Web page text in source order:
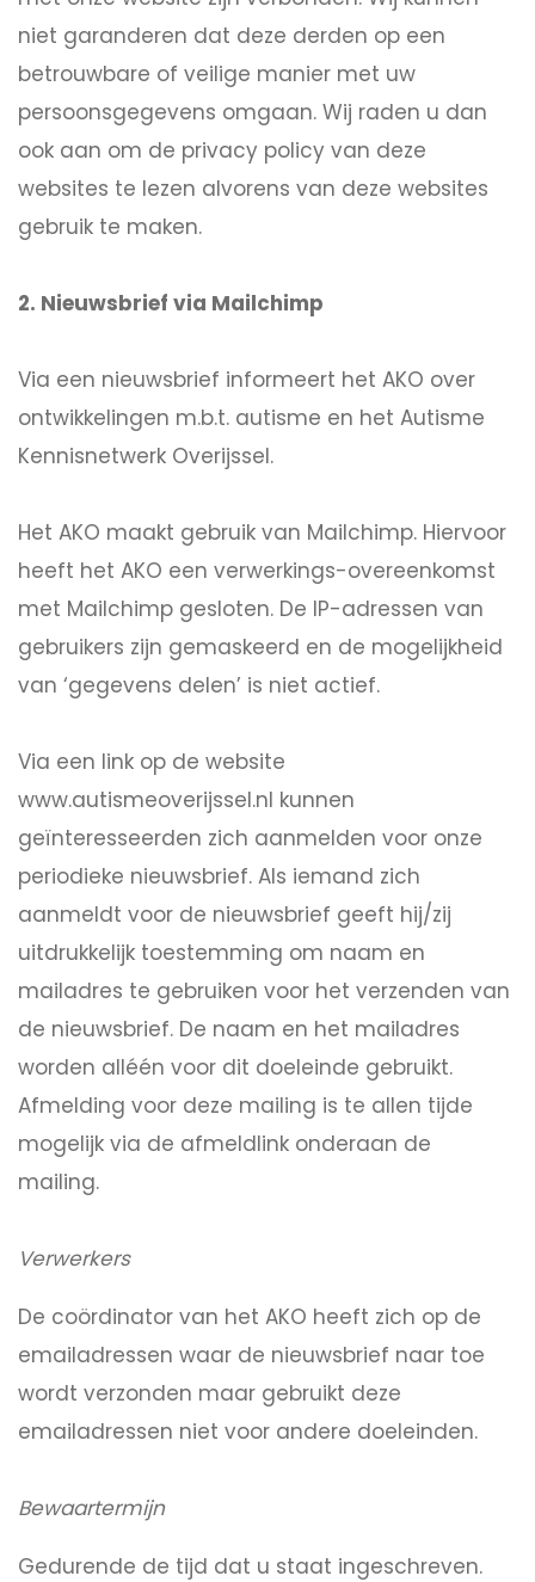
niet garanderen dat deze derden op een
betrouwbare of veilige manier met uw
persoonsgegevens omgaan. Wij raden u dan
ook aan om de privacy policy van deze
websites te lezen alvorens van deze websites
gebruik te maken.
2. Nieuwsbrief via Mailchimp
Via een nieuwsbrief informeert het AKO over
ontwikkelingen m.b.t. autisme en het Autisme
Kennisnetwerk Overijssel.
Het AKO maakt gebruik van Mailchimp. Hiervoor
heeft het AKO een verwerkings-overeenkomst
met Mailchimp gesloten. De IP-adressen van
gebruikers zijn gemaskeerd en de mogelijkheid
van ‘gegevens delen’ is niet actief.
Via een link op de website
www.autismeoverijssel.nl kunnen
geïnteresseerden zich aanmelden voor onze
periodieke nieuwsbrief. Als iemand zich
aanmeldt voor de nieuwsbrief geeft hij/zij
uitdrukkelijk toestemming om naam en
mailadres te gebruiken voor het verzenden van
de nieuwsbrief. De naam en het mailadres
worden alléén voor dit doeleinde gebruikt.
Afmelding voor deze mailing is te allen tijde
mogelijk via de afmeldlink onderaan de
mailing.
Verwerkers
De coördinator van het AKO heeft zich op de
emailadressen waar de nieuwsbrief naar toe
wordt verzonden maar gebruikt deze
emailadressen niet voor andere doeleinden.
Bewaartermijn
Gedurende de tijd dat u staat ingeschreven.